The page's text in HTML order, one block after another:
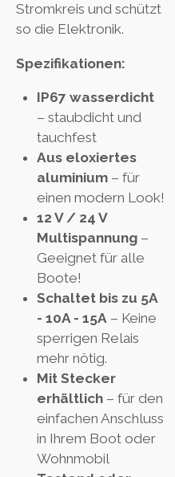
Stromkreis und schützt
so die Elektronik.
Spezifikationen:
IP67 wasserdicht
– staubdicht und
tauchfest
Aus eloxiertes
aluminium – für
einen modern Look!
12 V / 24 V
Multispannung –
Geeignet für alle
Boote!
Schaltet bis zu 5A
- 10A - 15A – Keine
sperrigen Relais
mehr nötig.
Mit Stecker
erhältlich – für den
einfachen Anschluss
in Ihrem Boot oder
Wohnmobil